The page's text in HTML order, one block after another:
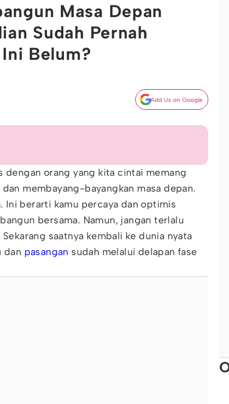
Masa Depan
Sudah Pernah
Belum?
Add Us on Google
dengan orang yang kita cintai memang
membayang-bayangkan masa depan.
Ini berarti kamu percaya dan optimis
bersama. Namun, jangan terlalu
saatnya kembali ke dunia nyata
dan pasangan sudah melalui delapan fase